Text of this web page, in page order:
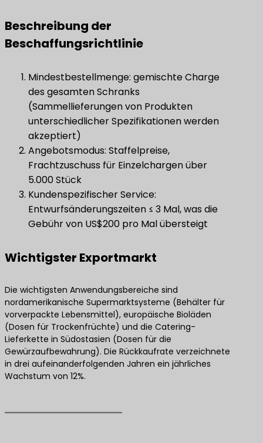
Beschreibung der
Beschaffungsrichtlinie
Mindestbestellmenge: gemischte Charge
des gesamten Schranks
(Sammellieferungen von Produkten
unterschiedlicher Spezifikationen werden
akzeptiert)
Angebotsmodus: Staffelpreise,
Frachtzuschuss für Einzelchargen über
5.000 Stück
Kundenspezifischer Service:
Entwurfsänderungszeiten ≤ 3 Mal, was die
Gebühr von US$200 pro Mal übersteigt
Wichtigster Exportmarkt
Die wichtigsten Anwendungsbereiche sind
nordamerikanische Supermarktsysteme (Behälter für
vorverpackte Lebensmittel), europäische Bioläden
(Dosen für Trockenfrüchte) und die Catering-
Lieferkette in Südostasien (Dosen für die
Gewürzaufbewahrung). Die Rückkaufrate verzeichnete
in drei aufeinanderfolgenden Jahren ein jährliches
Wachstum von 12%.